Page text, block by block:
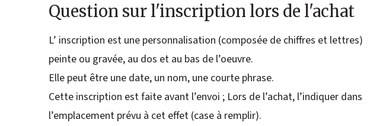
Question sur l'inscription lors de l'achat
L’ inscription est une personnalisation (composée de chiffres et lettres)
peinte ou gravée, au dos et au bas de l’oeuvre.
Elle peut être une date, un nom, une courte phrase.
Cette inscription est faite avant l’envoi ; Lors de l’achat, l’indiquer dans
l’emplacement prévu à cet effet (case à remplir).